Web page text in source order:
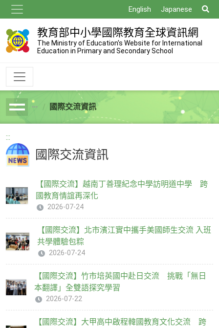
到
主
要
內
English Japanese
尋
教育部中小學國際教育全球資訊網
The Ministry of Education's Website for International
Education in Primary and Secondary School
breadcrumb國際交流資訊
:::
國際交流資訊
【國際交流】越南丁善理紀念中學訪明道中學 跨
國教育情誼再深化
2026-07-24
【國際交流】北市濱江實中攜手美國師生交流 入班
共學體驗包粽
2026-07-24
【國際交流】竹市培英國中赴日交流 挑戰「無日
本翻譯」全雙語探究學習
2026-07-22
【國際交流】大甲高中啟程韓國教育文化交流 跨